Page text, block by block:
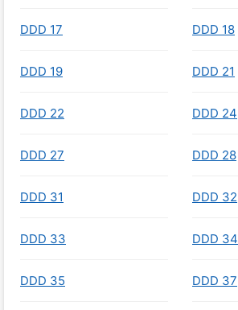
DDD 17 DDD 18
DDD 19 DDD 21
DDD 22 DDD 24
DDD 27 DDD 28
DDD 31 DDD 32
DDD 33 DDD 34
DDD 35 DDD 37